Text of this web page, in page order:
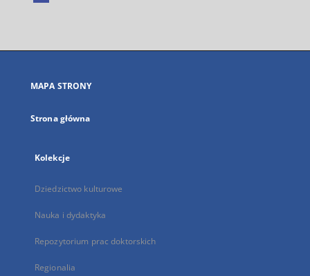
się
karcie
MAPA STRONY
Strona główna
Kolekcje
Dziedzictwo kulturowe
Nauka i dydaktyka
Repozytorium prac doktorskich
Regionalia